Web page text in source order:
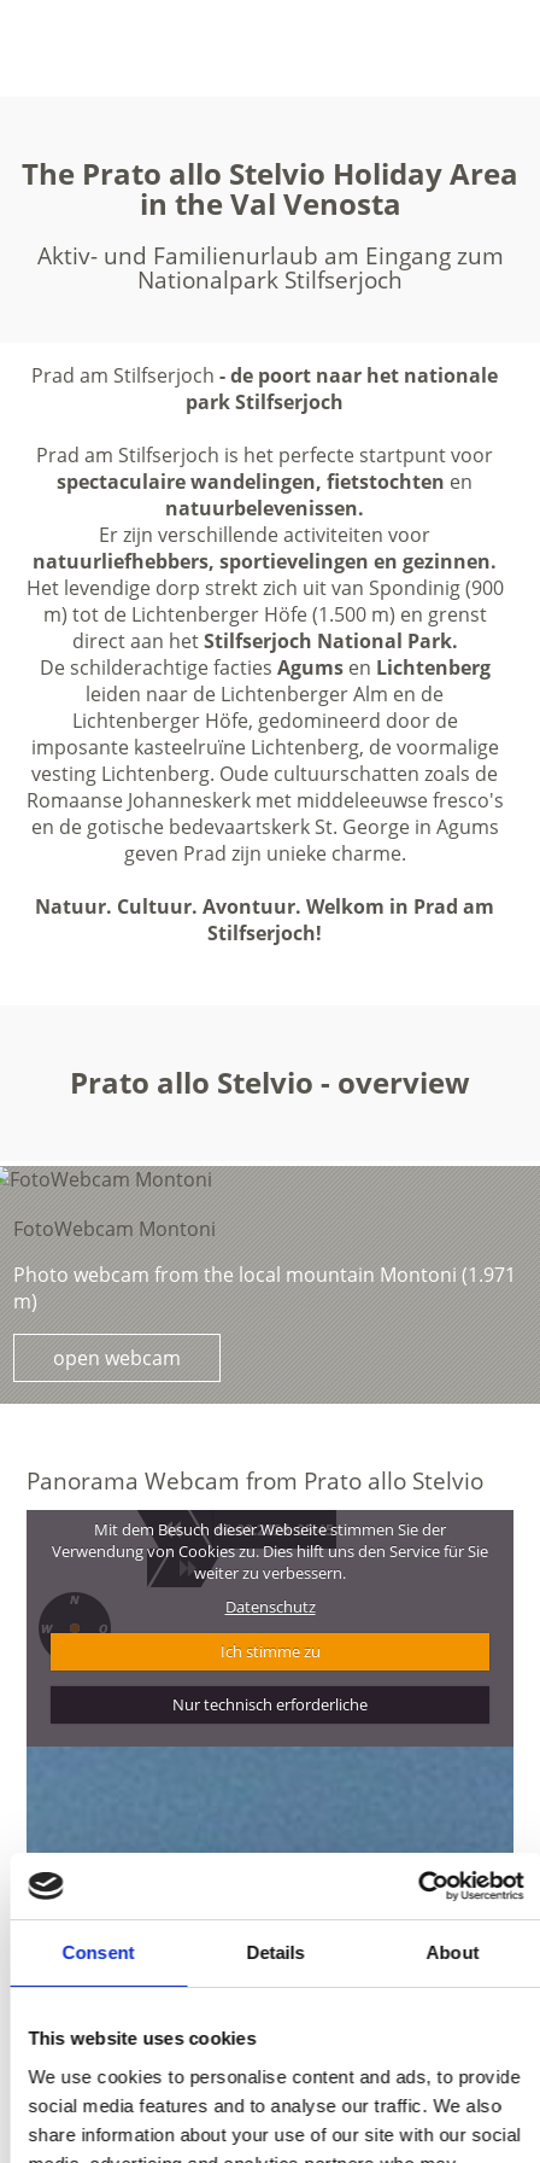
Consent Details About
This website uses cookies
We use cookies to personalise content and ads, to provide
social media features and to analyse our traffic. We also
share information about your use of our site with our social
The Prato allo Stelvio Holiday Area
in the Val Venosta
Aktiv- und Familienurlaub am Eingang zum
Nationalpark Stilfserjoch
Prad am Stilfserjoch- de poort naar het nationale
park Stilfserjoch
Prad am Stilfserjoch is het perfecte startpunt voor
spectaculaire wandelingen, fietstochten en
natuurbelevenissen.
Er zijn verschillende activiteiten voor
natuurliefhebbers, sportievelingen en gezinnen.
Het levendige dorp strekt zich uit van Spondinig (900
m) tot de Lichtenberger Höfe (1.500 m) en grenst
direct aan hetStilfserjoch National Park.
De schilderachtige facties Agums en Lichtenberg
leiden naar de Lichtenberger Alm en de
Lichtenberger Höfe, gedomineerd door de
imposante kasteelruïne Lichtenberg, de voormalige
vesting Lichtenberg. Oude cultuurschatten zoals de
Romaanse Johanneskerk met middeleeuwse fresco's
en de gotische bedevaartskerk St. George in Agums
geven Prad zijn unieke charme.
Natuur. Cultuur. Avontuur. Welkom in Prad am
Stilfserjoch!
Prato allo Stelvio - overview
FotoWebcam Montoni
Photo webcam from the local mountain Montoni (1.971
m)
open webcam
Panorama Webcam from Prato allo Stelvio